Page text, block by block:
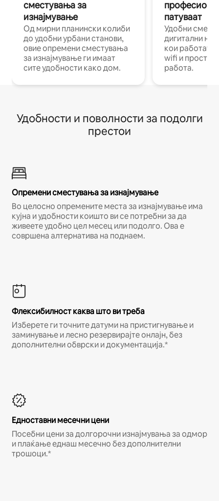
сместувања за
изнајмување
Од мирни планински колиби
до удобни урбани станови,
овие опремени сместувања
за изнајмување ги имаат
сите удобности како дом.
патуваат
Удобни
дигитални
кои работат
wifi и
работа.
Удобности и поволности за подолги
престои
Опремени сместувања за изнајмување
Во целосно опремените места за изнајмување има
кујна и удобности коишто ви се потребни за да
живеете удобно цел месец или подолго. Ова е
совршена алтернатива на поднаем.
Флексибилност каква што ви треба
Изберете ги точните датуми на пристигнување и
заминување и лесно резервирајте онлајн, без
дополнителни обврски и документација.*
Едноставни месечни цени
Посебни цени за долгорочни изнајмувања за одмор
и плаќање еднаш месечно без дополнителни
трошоци.*